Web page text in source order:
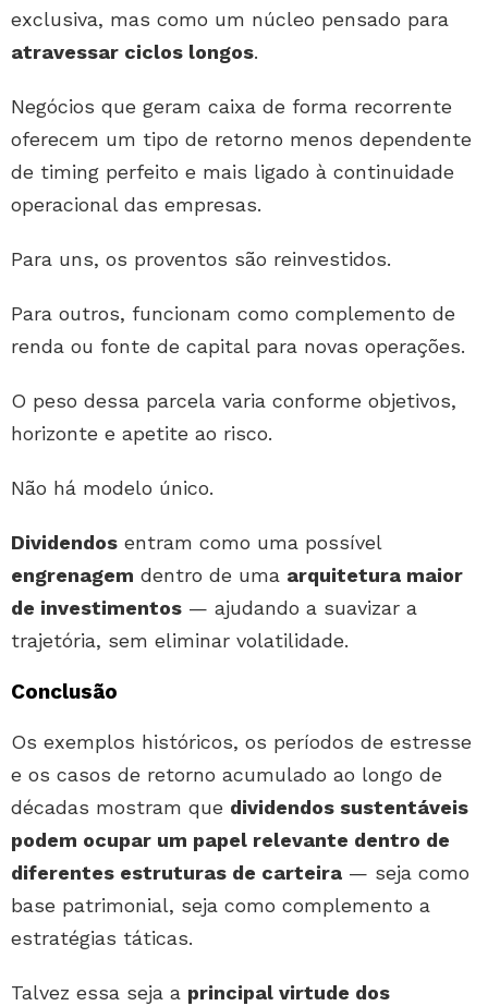
exclusiva, mas como um núcleo pensado para
atravessar ciclos longos.
Negócios que geram caixa de forma recorrente
oferecem um tipo de retorno menos dependente
de timing perfeito e mais ligado à continuidade
operacional das empresas.
Para uns, os proventos são reinvestidos.
Para outros, funcionam como complemento de
renda ou fonte de capital para novas operações.
O peso dessa parcela varia conforme objetivos,
horizonte e apetite ao risco.
Não há modelo único.
Dividendos entram como uma possível
engrenagem dentro de uma arquitetura maior
de investimentos — ajudando a suavizar a
trajetória, sem eliminar volatilidade.
Conclusão
Os exemplos históricos, os períodos de estresse
e os casos de retorno acumulado ao longo de
décadas mostram que dividendos sustentáveis
podem ocupar um papel relevante dentro de
diferentes estruturas de carteira — seja como
base patrimonial, seja como complemento a
estratégias táticas.
Talvez essa seja a principal virtude dos